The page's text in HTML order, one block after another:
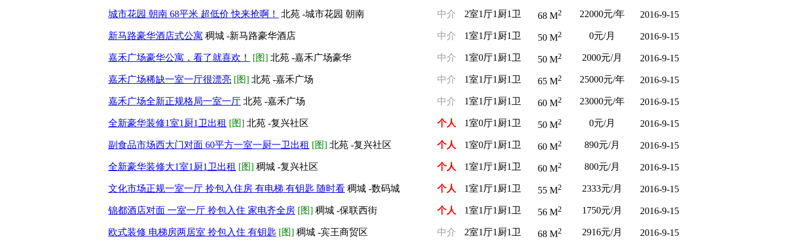
城市花园 朝南 68平米 超低价 快来抢啊！ 北苑 -城市花园 朝南 中介 2室1厅1厨1卫 68 M2 22000元/年 2016-9-15
新马路豪华酒店式公寓 稠城 -新马路豪华酒店 中介 1室1厅1厨1卫 50 M2 0元/月 2016-9-15
嘉禾广场豪华公寓，看了就喜欢！ [图] 北苑 -嘉禾广场豪华 中介 1室0厅1厨1卫 50 M2 2000元/月 2016-9-15
嘉禾广场稀缺一室一厅很漂亮 [图] 北苑 -嘉禾广场 中介 1室1厅1厨1卫 65 M2 25000元/年 2016-9-15
嘉禾广场全新正规格局一室一厅 北苑 -嘉禾广场 中介 1室1厅1厨1卫 60 M2 23000元/年 2016-9-15
全新豪华装修1室1厨1卫出租 [图] 北苑 -复兴社区 个人 1室0厅1厨1卫 50 M2 0元/月 2016-9-15
副食品市场西大门对面 60平方一室一厨一卫出租 [图] 北苑 -复兴社区 个人 1室0厅1厨1卫 60 M2 890元/月 2016-9-15
全新豪华装修大1室1厨1卫出租 [图] 稠城 -复兴社区 个人 1室1厅1厨1卫 60 M2 800元/月 2016-9-15
文化市场正规一室一厅 拎包入住房 有电梯 有钥匙 随时看 稠城 -数码城 个人 1室1厅1厨1卫 55 M2 2333元/月 2016-9-15
锦都酒店对面 一室一厅 拎包入住 家电齐全房 [图] 稠城 -保联西街 个人 1室1厅1厨1卫 56 M2 1750元/月 2016-9-15
欧式装修 电梯房两居室 拎包入住 有钥匙 [图] 稠城 -宾王商贸区 中介 2室1厅1厨1卫 68 M2 2916元/月 2016-9-15